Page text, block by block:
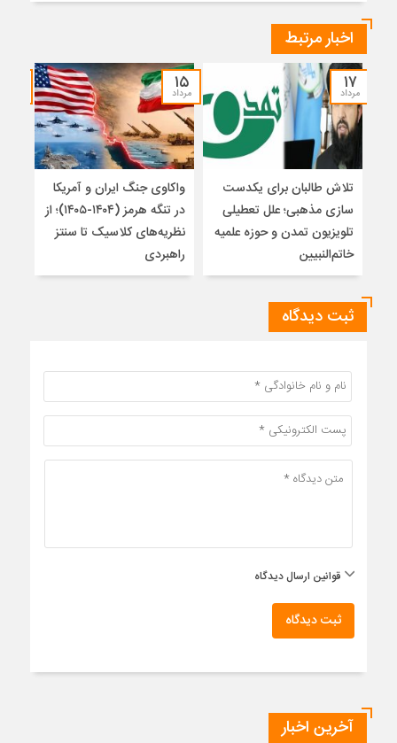
اخبار مرتبط
۱۷
مرداد
تلاش طالبان برای یکدست
سازی مذهبی؛ علل تعطیلی
تلویزیون تمدن و حوزه علمیه
خاتم‌النبیین
۱۵
مرداد
واکاوی جنگ ایران و آمریکا
در تنگه هرمز (۱۴۰۴-۱۴۰۵)؛ از
نظریه‌های کلاسیک تا سنتز
راهبردی
ثبت دیدگاه
قوانین ارسال دیدگاه
ثبت دیدگاه
آخرین اخبار